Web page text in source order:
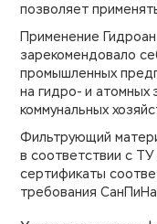
позволяет
Применение
зарекомендовало
промышленных
на гидро- и атомных
коммунальных
Фильтрующий
в соответствии с
сертификаты
требования